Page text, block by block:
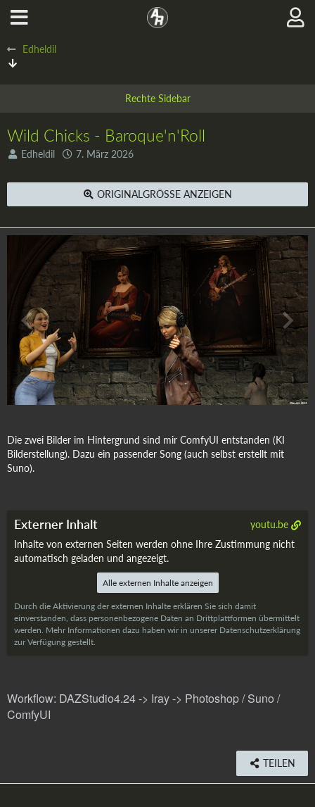
Edheldil
Wild Chicks - Baroque'n'Roll
Edheldil 7. März 2026
ORIGINALGRÖSSE ANZEIGEN
Die zwei Bilder im Hintergrund sind mir ComfyUI entstanden (KI
Bilderstellung). Dazu ein passender Song (auch selbst erstellt mit
Suno).
Externer Inhalt
youtu.be
Inhalte von externen Seiten werden ohne Ihre Zustimmung nicht
automatisch geladen und angezeigt.
Alle externen Inhalte anzeigen
Durch die Aktivierung der externen Inhalte erklären Sie sich damit
einverstanden, dass personenbezogene Daten an Drittplattformen übermittelt
werden. Mehr Informationen dazu haben wir in unserer Datenschutzerklärung
zur Verfügung gestellt.
Workflow: DAZStudio4.24 -> Iray -> Photoshop / Suno /
ComfyUI
TEILEN